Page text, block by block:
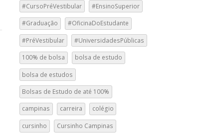
#CursoPréVestibular #EnsinoSuperior
#Graduação #OficinaDoEstudante
#PréVestibular #UniversidadesPúblicas
100% de bolsa bolsa de estudo
bolsa de estudos
Bolsas de Estudo de até 100%
campinas carreira colégio
cursinho Cursinho Campinas